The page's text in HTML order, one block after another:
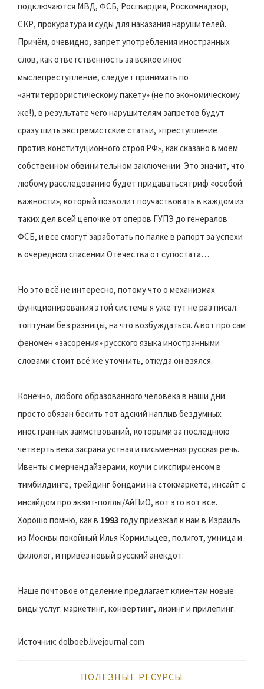
подключаются МВД, ФСБ, Росгвардия, Роскомнадзор,
СКР, прокуратура и суды для наказания нарушителей.
Причём, очевидно, запрет употребления иностранных
слов, как ответственность за всякое иное
мыслепреступление, следует принимать по
«антитеррористическому пакету» (не по экономическому
же!), в результате чего нарушителям запретов будут
сразу шить экстремистские статьи, «преступление
против конституционного строя РФ», как сказано в моём
собственном обвинительном заключении. Это значит, что
любому расследованию будет придаваться гриф «особой
важности», который позволит поучаствовать в каждом из
таких дел всей цепочке от оперов ГУПЭ до генералов
ФСБ, и все смогут заработать по палке в рапорт за успехи
в очередном спасении Отечества от супостата…
Но это всё не интересно, потому что о механизмах
функционирования этой системы я уже тут не раз писал:
топтунам без разницы, на что возбуждаться. А вот про сам
феномен «засорения» русского языка иностранными
словами стоит всё же уточнить, откуда он взялся.
Конечно, любого образованного человека в наши дни
просто обязан бесить тот адский наплыв бездумных
иностранных заимствований, которыми за последнюю
четверть века засрана устная и письменная русская речь.
Ивенты с мерчендайзерами, коучи с икспириенсом в
тимбилдинге, трейдинг бондами на стокмаркете, инсайт с
инсайдом про экзит-поллы/АйПиО, вот это вот всё.
Хорошо помню, как в 1993 году приезжал к нам в Израиль
из Москвы покойный Илья Кормильцев, полигот, умница и
филолог, и привёз новый русский анекдот:
Наше почтовое отделение предлагает клиентам новые
виды услуг: маркетинг, конвертинг, лизинг и прилепинг.
Источник: dolboeb.livejournal.com
ПОЛЕЗНЫЕ РЕСУРСЫ